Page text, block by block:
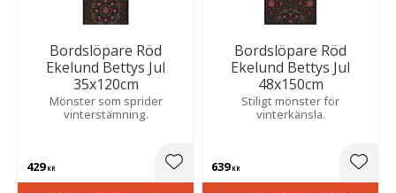
Bordslöpare Röd
Ekelund Bettys Jul
35x120cm
Mönster som sprider
vinterstämning.
429KR Lägg till i favoriter
Bordslöpare Röd
Ekelund Bettys Jul
48x150cm
Stiligt mönster för
vinterkänsla.
639KR